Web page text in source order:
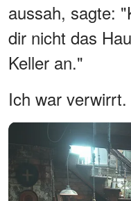
aussah, sagte:
dir nicht das
Keller an."
Ich war